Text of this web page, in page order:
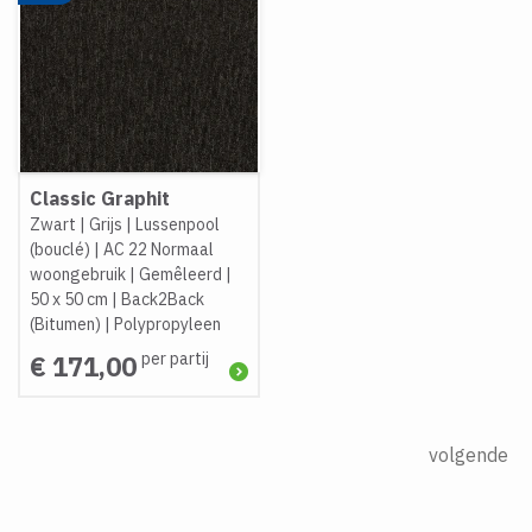
Classic Graphit
Zwart | Grijs | Lussenpool
(bouclé) | AC 22 Normaal
woongebruik | Gemêleerd |
50 x 50 cm | Back2Back
(Bitumen) | Polypropyleen
€ 171,00 per partij
volgende